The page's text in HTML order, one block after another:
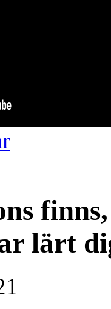
lärt